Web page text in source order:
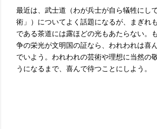
最近は、武士道（わが兵士が自ら犠牲にし
術」）についてよく話題になるが、まぎれ
である茶道には露ほどの光もあたらない。
争の栄光が文明国の証なら、われわれは喜
でいよう。われわれの芸術や理想に当然の
うになるまで、喜んで待つことにしよう。